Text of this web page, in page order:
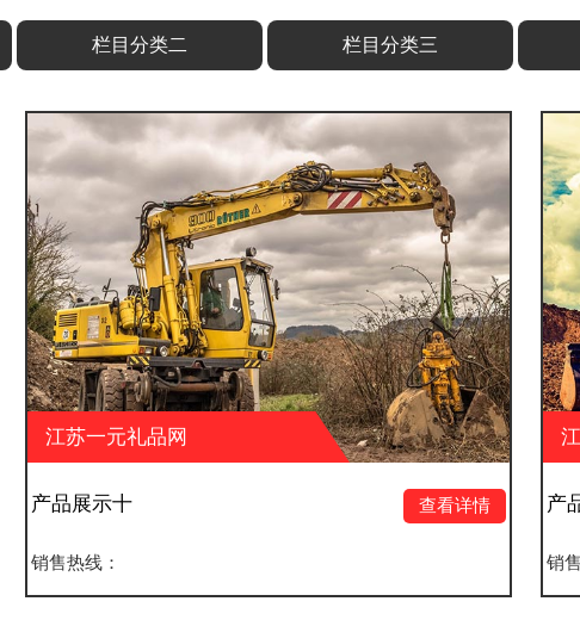
栏目分类二 栏目分类三
江苏一元礼品网
产品展示九